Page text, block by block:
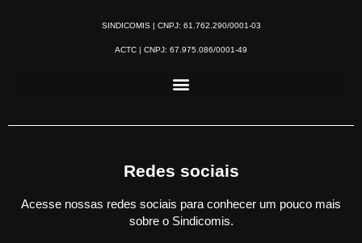
SINDICOMIS | CNPJ: 61.762.290/0001-03
ACTC | CNPJ: 67.975.086/0001-49
Redes sociais
Acesse nossas redes sociais para conhecer um pouco mais
sobre o Sindicomis.